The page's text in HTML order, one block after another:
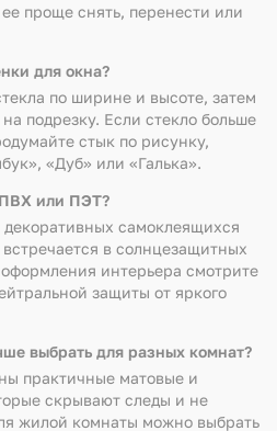
проще снять, перенести или
для окна?
по ширине и высоте, затем
подрезку. Если стекло больше
стык по рисунку,
«Дуб» или «Галька».
ПВХ или ПЭТ?
самоклеящихся
в солнцезащитных
интерьера смотрите
защиты от яркого
выбрать для разных комнат?
практичные матовые и
скрывают следы и не
жилой комнаты можно выбрать